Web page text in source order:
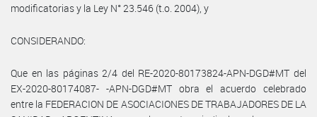
modificatorias y la Ley N° 23.546 (t.o. 2004), y
CONSIDERANDO:
Que en las páginas 2/4 del RE-2020-80173824-APN-DGD#MT del
EX-2020-80174087- -APN-DGD#MT obra el acuerdo celebrado
entre la FEDERACION DE ASOCIACIONES DE TRABAJADORES DE LA